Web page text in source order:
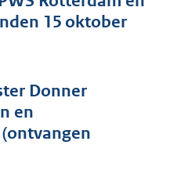
o
t
4
6
b
15 oktober
Donner
en